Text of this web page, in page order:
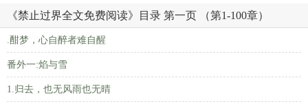
《禁止过界全文免费阅读》目录 第一页 （第1-100章）
.酣梦，心自醉者难自醒
番外一:焰与雪
1.归去，也无风雨也无晴